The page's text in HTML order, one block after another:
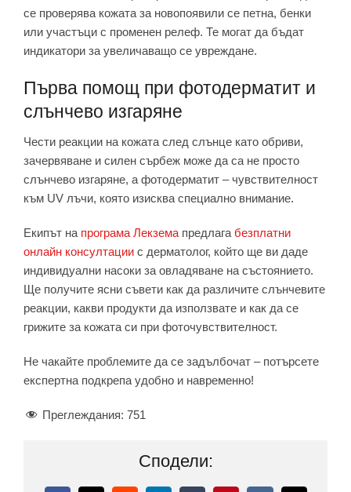
се проверява кожата за новопоявили се петна, бенки
или участъци с променен релеф. Те могат да бъдат
индикатори за увеличаващо се увреждане.
Първа помощ при фотодерматит и
слънчево изгаряне
Чести реакции на кожата след слънце като обриви,
зачервяване и силен сърбеж може да са не просто
слънчево изгаряне, а фотодерматит – чувствителност
към UV лъчи, която изисква специално внимание.
Екипът на програма Лекзема предлага безплатни
онлайн консултации с дерматолог, който ще ви даде
индивидуални насоки за овладяване на състоянието.
Ще получите ясни съвети как да различите слънчевите
реакции, какви продукти да използвате и как да се
грижите за кожата си при фоточувствителност.
Не чакайте проблемите да се задълбочат – потърсете
експертна подкрепа удобно и навременно!
Преглеждания: 751
Сподели: